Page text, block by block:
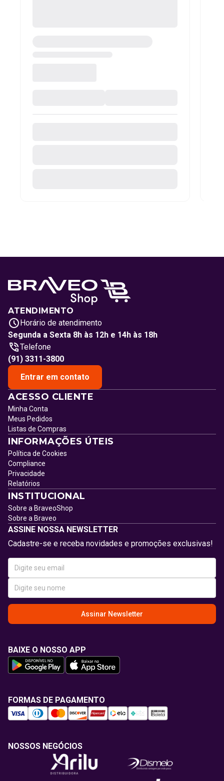
ATENDIMENTO
Horário de atendimento
Segunda a Sexta 8h às 12h e 14h às 18h
Telefone
(91) 3311-3800
Entrar em contato
ACESSO CLIENTE
Minha Conta
Meus Pedidos
Listas de Compras
INFORMAÇÕES ÚTEIS
Política de Cookies
Compliance
Privacidade
Relatórios
INSTITUCIONAL
Sobre a BraveoShop
Sobre a Braveo
ASSINE NOSSA NEWSLETTER
Cadastre-se e receba novidades e promoções exclusivas!
Assinar Newsletter
BAIXE O NOSSO APP
FORMAS DE PAGAMENTO
NOSSOS NEGÓCIOS